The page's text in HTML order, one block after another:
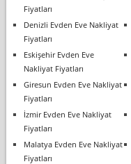
Fiyatları
Denizli Evden Eve Nakliyat
Fiyatları
Eskişehir Evden Eve
Nakliyat Fiyatları
Giresun Evden Eve Nakliyat
Fiyatları
İzmir Evden Eve Nakliyat
Fiyatları
Malatya Evden Eve Nakliyat
Fiyatları